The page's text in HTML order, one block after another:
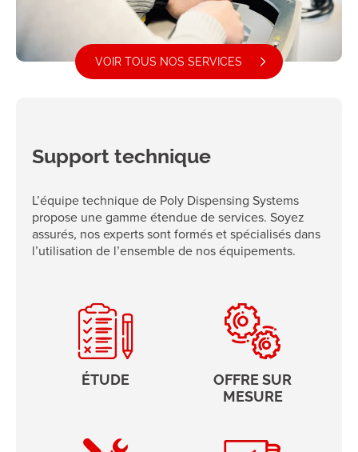
VOIR TOUS NOS SERVICES
Support technique
L’équipe technique de Poly Dispensing Systems
propose une gamme étendue de services. Soyez
assurés, nos experts sont formés et spécialisés dans
l’utilisation de l’ensemble de nos équipements.
ÉTUDE
OFFRE SUR
MESURE